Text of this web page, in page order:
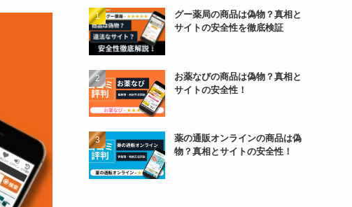
グー薬局の商品は偽物？真相と
サイトの安全性を徹底検証
お薬なびの商品は偽物？真相と
サイトの安全性！
薬の通販オンラインの商品は偽
物？真相とサイトの安全性！